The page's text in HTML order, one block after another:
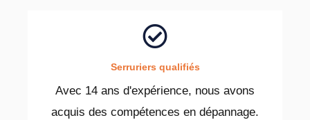
Serruriers qualifiés
Avec 14 ans d'expérience, nous avons
acquis des compétences en dépannage.